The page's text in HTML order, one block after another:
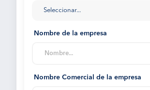
Seleccionar...
Nombre de la empresa
Nombre Comercial de la empresa